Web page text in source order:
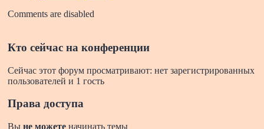
Comments are disabled
Кто сейчас на конференции
Сейчас этот форум просматривают: нет зарегистрированных
пользователей и 1 гость
Права доступа
Вы не можете начинать темы